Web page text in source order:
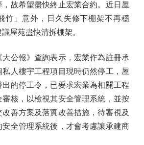
故希望盡快終止宏業合約。近日屋
竹」意外，日久失修下棚架不再穩
屋苑盡快清拆棚架。
報》查詢表示，宏業作為註冊承
私人樓宇工程項目現時仍然停工，屋
出的停工令，已要求宏業為相關工程
核，以檢視其安全管理系統，並按
善方案及落實改善措施，待審視及
全管理系統後，才會考慮讓承建商